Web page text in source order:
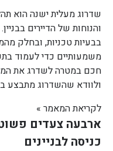
שדרוג מעלית ישנה הוא
והנוחות של הדיירים
בבעיות טכניות, ובחלק
משמעותיים כדי לעמוד
חכם במטרה לשדרג את
ולוודא שהשדרוג מתבצע
לקריאת המאמר »
ארבעה צעדים
כניסה לבניינים